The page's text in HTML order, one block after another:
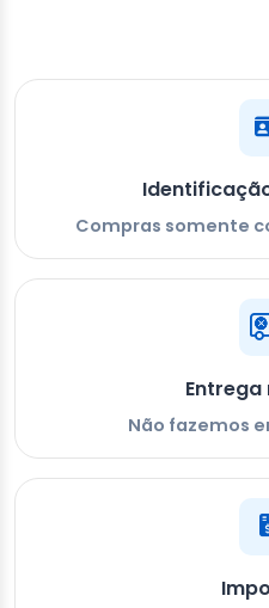
Compras somente
Entrega
Não fazemos